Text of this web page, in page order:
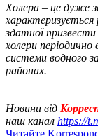
Холера – це дуже
характеризується
здатної
холери періодично
системи водного
районах.
Новини від
наш канал https://
Читайте